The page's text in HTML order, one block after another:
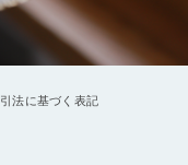
法に基づく表記